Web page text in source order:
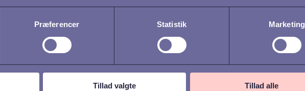
Præferencer Statistik Marketing
Tillad valgte Tillad alle